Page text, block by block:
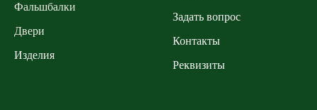
Фальшбалки
Двери
Изделия
Задать вопрос
Контакты
Реквизиты